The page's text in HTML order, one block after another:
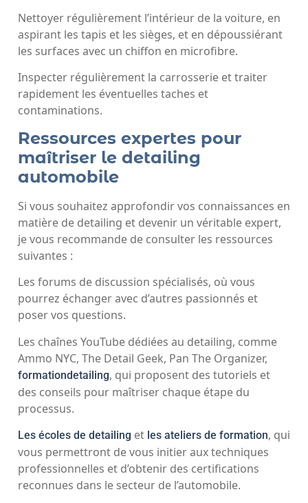
Nettoyer régulièrement l’intérieur de la voiture, en
aspirant les tapis et les sièges, et en dépoussiérant
les surfaces avec un chiffon en microfibre.
Inspecter régulièrement la carrosserie et traiter
rapidement les éventuelles taches et
contaminations.
Ressources expertes pour
maîtriser le detailing
automobile
Si vous souhaitez approfondir vos connaissances en
matière de detailing et devenir un véritable expert,
je vous recommande de consulter les ressources
suivantes :
Les forums de discussion spécialisés, où vous
pourrez échanger avec d’autres passionnés et
poser vos questions.
Les chaînes YouTube dédiées au detailing, comme
Ammo NYC, The Detail Geek, Pan The Organizer,
formationdetailing, qui proposent des tutoriels et
des conseils pour maîtriser chaque étape du
processus.
Les écoles de detailing et les ateliers de formation, qui
vous permettront de vous initier aux techniques
professionnelles et d’obtenir des certifications
reconnues dans le secteur de l’automobile.